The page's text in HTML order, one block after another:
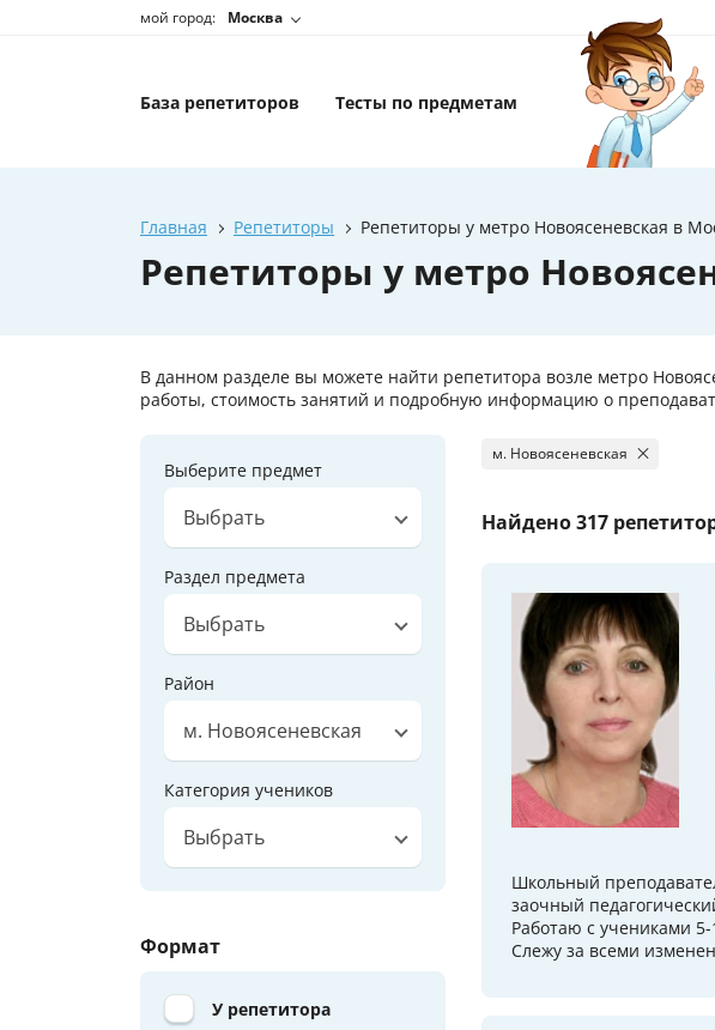
мой город: Москва
База репетиторов Тесты по предметам
Главная Репетиторы Репетиторы у метро Новоясеневская в
Репетиторы у метро
В данном разделе вы можете найти репетитора возле метро
работы, стоимость занятий и подробную информацию о
Выберите предмет
Выбрать
Раздел предмета
Выбрать
Район
м. Новоясеневская
Категория учеников
Выбрать
Формат
У репетитора
м. Новоясеневская
Найдено317
Школьный
заочный
Работаю с учениками
Слежу за всеми